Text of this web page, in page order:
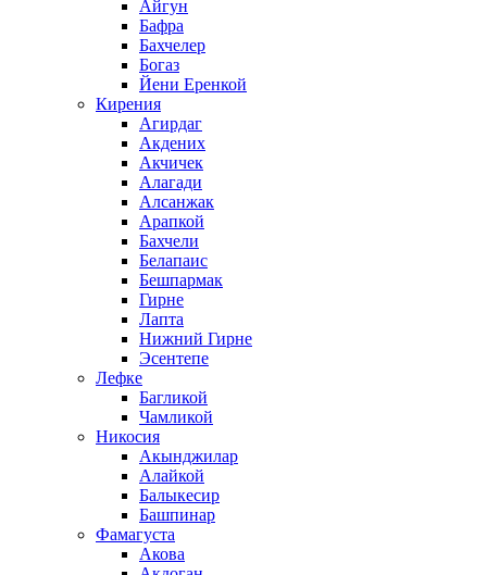
Айгун
Бафра
Бахчелер
Богаз
Йени Еренкой
Кирения
Агирдаг
Акдених
Акчичек
Алагади
Алсанжак
Арапкой
Бахчели
Белапаис
Бешпармак
Гирне
Лапта
Нижний Гирне
Эсентепе
Лефке
Багликой
Чамликой
Никосия
Акынджилар
Алайкой
Балыкесир
Башпинар
Фамагуста
Акова